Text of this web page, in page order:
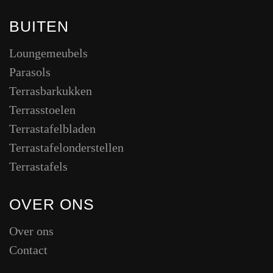
BUITEN
Loungemeubels
Parasols
Terrasbarkukken
Terrasstoelen
Terrastafelbladen
Terrastafelonderstellen
Terrastafels
OVER ONS
Over ons
Contact